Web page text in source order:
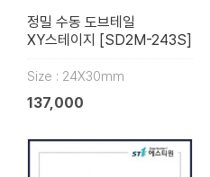
정밀 수동 도브테일
XY스테이지 [SD2M-243S]
Size : 24X30mm
137,000